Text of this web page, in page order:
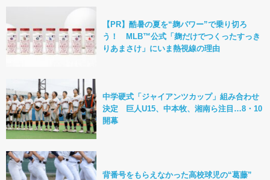
【PR】酷暑の夏を“麹パワー”で乗り切ろ
う！ MLB™公式「麹だけでつくったすっき
りあまさけ」にいま熱視線の理由
中学硬式「ジャイアンツカップ」組み合わせ
決定 巨人U15、中本牧、湘南ら注目…8・10
開幕
背番号をもらえなかった高校球児の“葛藤”